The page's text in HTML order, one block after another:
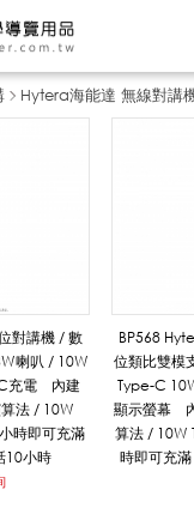
Hytera海能達 無線對講
對講機 / 數
喇叭 / 10W
充電 內建
法 / 10W
時即可充滿
10小時
BP568
位類比雙模
Type-C
顯示螢幕
算法 / 10W
時即可充